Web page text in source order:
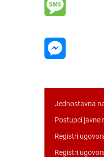
Jednostavna
Postupci javne
Registri
Registri